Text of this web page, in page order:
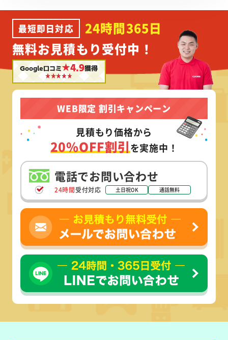
最短即日対応
24時間365日
無料お見積もり受付中！
Google口コミ★4.9獲得
WEB限定 割引キャンペーン
見積もり価格から
20%OFF割引を実施中！
電話でお問い合わせ
24時間受付対応 土日祝OK 通話無料